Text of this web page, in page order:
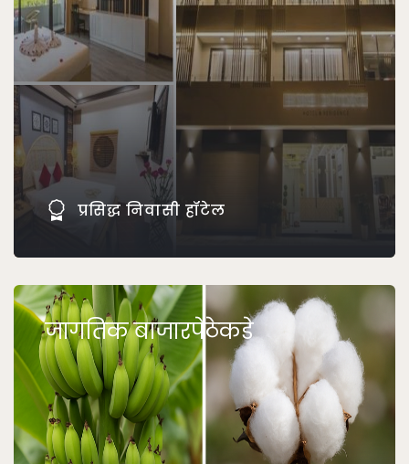
प्रसिद्ध निवासी हॉटेल
जागतिक बाजारपेठेकडे